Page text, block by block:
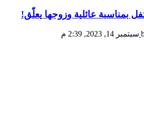
بمناسبة عائلية وزوجها يعلّق!
سبتمبر 14, 2023, 2:39 م